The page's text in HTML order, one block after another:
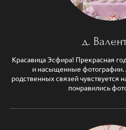
д.
Красавица Эсфира! Прекрасная
и насыщенные фотографии.
родственных связей чувствуется
понравились